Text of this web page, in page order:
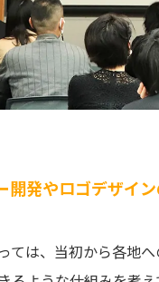
発やロゴデザイ
ては、当初から各地